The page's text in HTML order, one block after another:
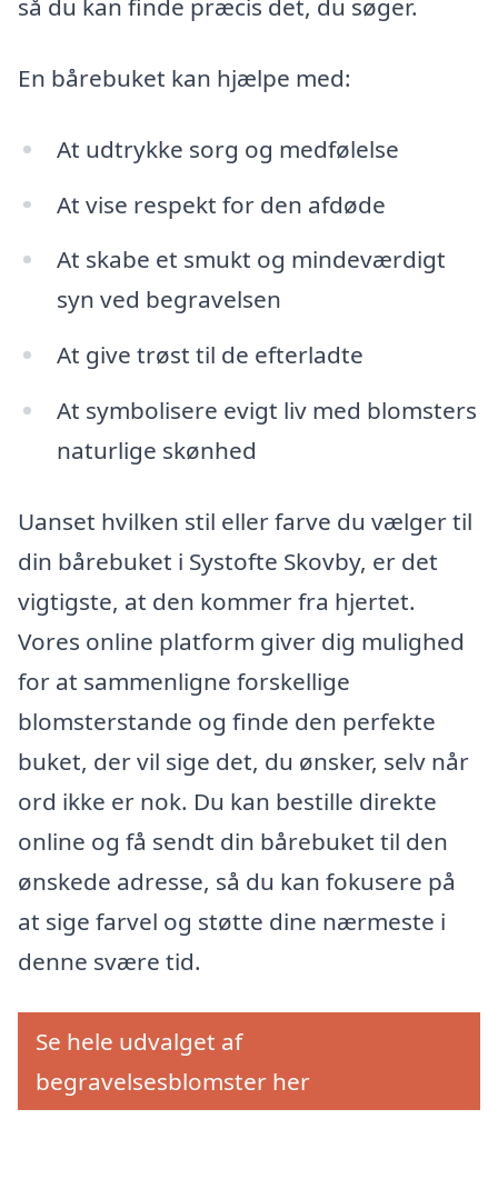
så du kan finde præcis det, du søger.
En bårebuket kan hjælpe med:
At udtrykke sorg og medfølelse
At vise respekt for den afdøde
At skabe et smukt og mindeværdigt
syn ved begravelsen
At give trøst til de efterladte
At symbolisere evigt liv med blomsters
naturlige skønhed
Uanset hvilken stil eller farve du vælger til
din bårebuket i Systofte Skovby, er det
vigtigste, at den kommer fra hjertet.
Vores online platform giver dig mulighed
for at sammenligne forskellige
blomsterstande og finde den perfekte
buket, der vil sige det, du ønsker, selv når
ord ikke er nok. Du kan bestille direkte
online og få sendt din bårebuket til den
ønskede adresse, så du kan fokusere på
at sige farvel og støtte dine nærmeste i
denne svære tid.
Se hele udvalget af
begravelsesblomster her